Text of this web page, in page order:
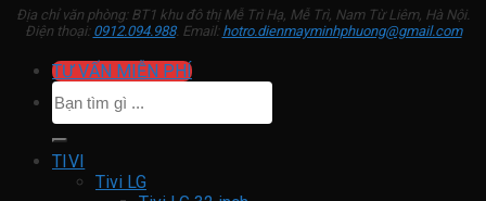
Địa chỉ văn phòng: BT1 khu đô thị Mễ Trì Hạ, Mễ Trì, Nam Từ Liêm, Hà Nội.
Điện thoại: 0912.094.988. Email: hotro.dienmayminhphuong@gmail.com
TƯ VẤN MIỄN PHÍ
Tìm
kiếm:
TIVI
Tivi LG